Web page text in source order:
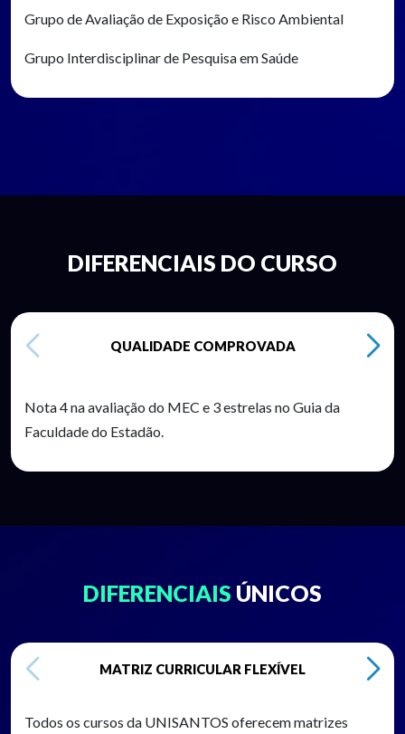
Grupo de Avaliação de Exposição e Risco Ambiental
Grupo Interdisciplinar de Pesquisa em Saúde
DIFERENCIAIS DO CURSO
QUALIDADE COMPROVADA
Nota 4 na avaliação do MEC e 3 estrelas no Guia da
Faculdade do Estadão.
DIFERENCIAIS ÚNICOS
MATRIZ CURRICULAR FLEXÍVEL
Todos os cursos da UNISANTOS oferecem matrizes